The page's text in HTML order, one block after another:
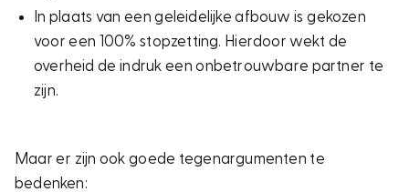
In plaats van een geleidelijke afbouw is gekozen
voor een 100% stopzetting. Hierdoor wekt de
overheid de indruk een onbetrouwbare partner te
zijn.
Maar er zijn ook goede tegenargumenten te
bedenken: